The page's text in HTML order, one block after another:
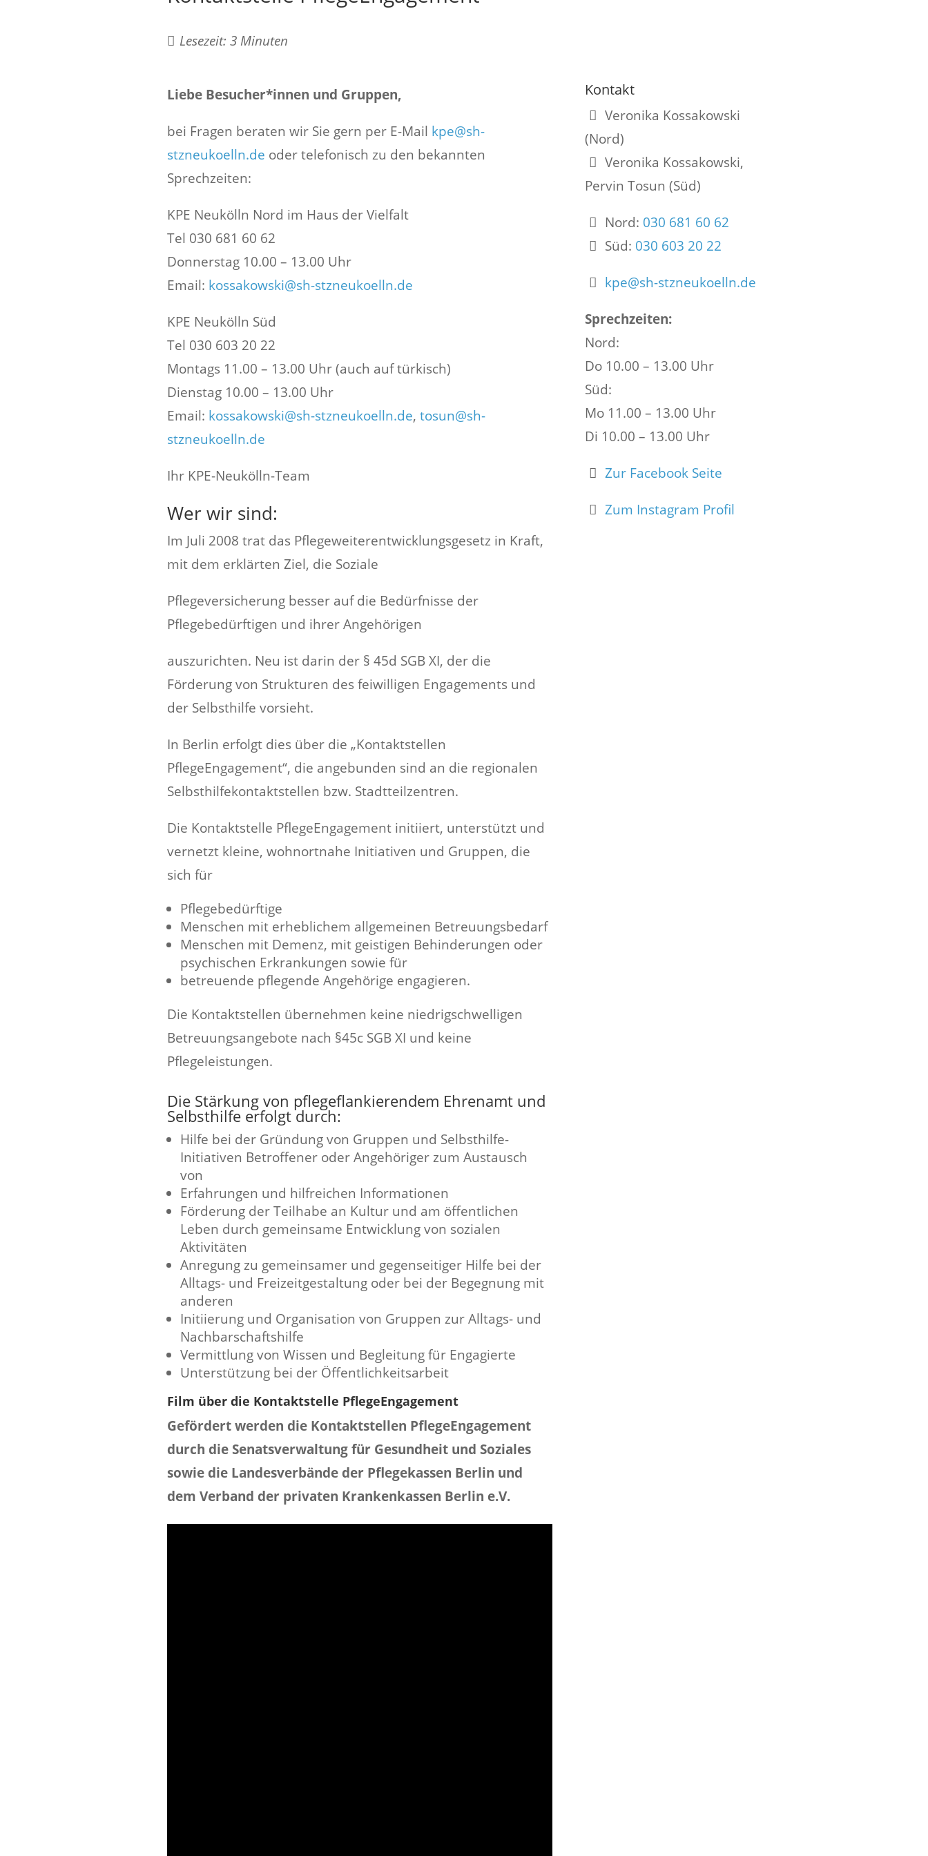
Lesezeit: 3 Minuten
Liebe Besucher*innen und Gruppen,
bei Fragen beraten wir Sie gern per E-Mail kpe@sh-
stzneukoelln.de oder telefonisch zu den bekannten
Sprechzeiten:
KPE Neukölln Nord im Haus der Vielfalt
Tel 030 681 60 62
Donnerstag 10.00 – 13.00 Uhr
Email: kossakowski@sh-stzneukoelln.de
KPE Neukölln Süd
Tel 030 603 20 22
Montags 11.00 – 13.00 Uhr (auch auf türkisch)
Dienstag 10.00 – 13.00 Uhr
Email: kossakowski@sh-stzneukoelln.de, tosun@sh-
stzneukoelln.de
Ihr KPE-Neukölln-Team
Wer wir sind:
Im Juli 2008 trat das Pflegeweiterentwicklungsgesetz in Kraft,
mit dem erklärten Ziel, die Soziale
Pflegeversicherung besser auf die Bedürfnisse der
Pflegebedürftigen und ihrer Angehörigen
auszurichten. Neu ist darin der § 45d SGB XI, der die
Förderung von Strukturen des feiwilligen Engagements und
der Selbsthilfe vorsieht.
In Berlin erfolgt dies über die „Kontaktstellen
PflegeEngagement“, die angebunden sind an die regionalen
Selbsthilfekontaktstellen bzw. Stadtteilzentren.
Die Kontaktstelle PflegeEngagement initiiert, unterstützt und
vernetzt kleine, wohnortnahe Initiativen und Gruppen, die
sich für
Pflegebedürftige
Menschen mit erheblichem allgemeinen Betreuungsbedarf
Menschen mit Demenz, mit geistigen Behinderungen oder
psychischen Erkrankungen sowie für
betreuende pflegende Angehörige engagieren.
Die Kontaktstellen übernehmen keine niedrigschwelligen
Betreuungsangebote nach §45c SGB XI und keine
Pflegeleistungen.
Die Stärkung von pflegeflankierendem Ehrenamt und
Selbsthilfe erfolgt durch:
Hilfe bei der Gründung von Gruppen und Selbsthilfe-
Initiativen Betroffener oder Angehöriger zum Austausch
von
Erfahrungen und hilfreichen Informationen
Förderung der Teilhabe an Kultur und am öffentlichen
Leben durch gemeinsame Entwicklung von sozialen
Aktivitäten
Anregung zu gemeinsamer und gegenseitiger Hilfe bei der
Alltags- und Freizeitgestaltung oder bei der Begegnung mit
anderen
Initiierung und Organisation von Gruppen zur Alltags- und
Nachbarschaftshilfe
Vermittlung von Wissen und Begleitung für Engagierte
Unterstützung bei der Öffentlichkeitsarbeit
Film über die Kontaktstelle PflegeEngagement
Gefördert werden die Kontaktstellen PflegeEngagement
durch die Senatsverwaltung für Gesundheit und Soziales
sowie die Landesverbände der Pflegekassen Berlin und
dem Verband der privaten Krankenkassen Berlin e.V.
Kontakt
Veronika Kossakowski
(Nord)
Veronika Kossakowski,
Pervin Tosun (Süd)
Nord: 030 681 60 62
Süd: 030 603 20 22
kpe@sh-stzneukoelln.de
Sprechzeiten:
Nord:
Do 10.00 – 13.00 Uhr
Süd:
Mo 11.00 – 13.00 Uhr
Di 10.00 – 13.00 Uhr
Zur Facebook Seite
Zum Instagram Profil